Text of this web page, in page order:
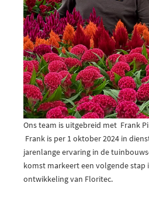
Ons team is uitgebreid met Frank
Frank is per 1 oktober 2024 in
jarenlange ervaring in de
komst markeert een volgende stap
ontwikkeling van Floritec.